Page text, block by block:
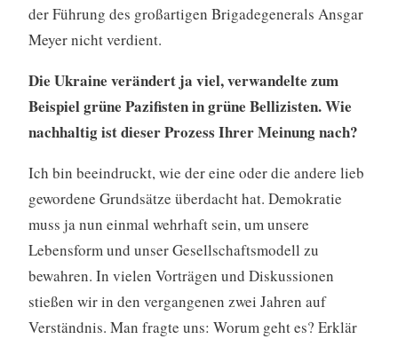
der Führung des großartigen Brigadegenerals Ansgar
Meyer nicht verdient.
Die Ukraine verändert ja viel, verwandelte zum
Beispiel grüne Pazifisten in grüne Bellizisten. Wie
nachhaltig ist dieser Prozess Ihrer Meinung nach?
Ich bin beeindruckt, wie der eine oder die andere lieb
gewordene Grundsätze überdacht hat. Demokratie
muss ja nun einmal wehrhaft sein, um unsere
Lebensform und unser Gesellschaftsmodell zu
bewahren. In vielen Vorträgen und Diskussionen
stießen wir in den vergangenen zwei Jahren auf
Verständnis. Man fragte uns: Worum geht es? Erklär